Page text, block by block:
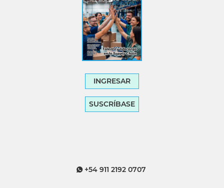
INGRESAR
SUSCRÍBASE
+54 911 2192 0707